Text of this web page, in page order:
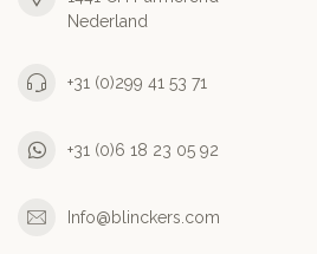
Nederland
+31 (0)299 41 53 71
+31 (0)6 18 23 05 92
Info@blinckers.com